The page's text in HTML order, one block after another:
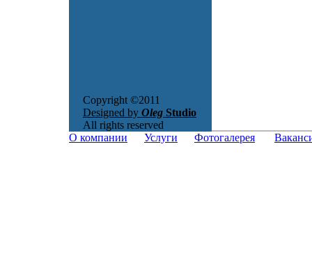
Copyright ©2011
Designed by Oleg Studio
All rights reserved
О компании
Услуги Фотогалерея